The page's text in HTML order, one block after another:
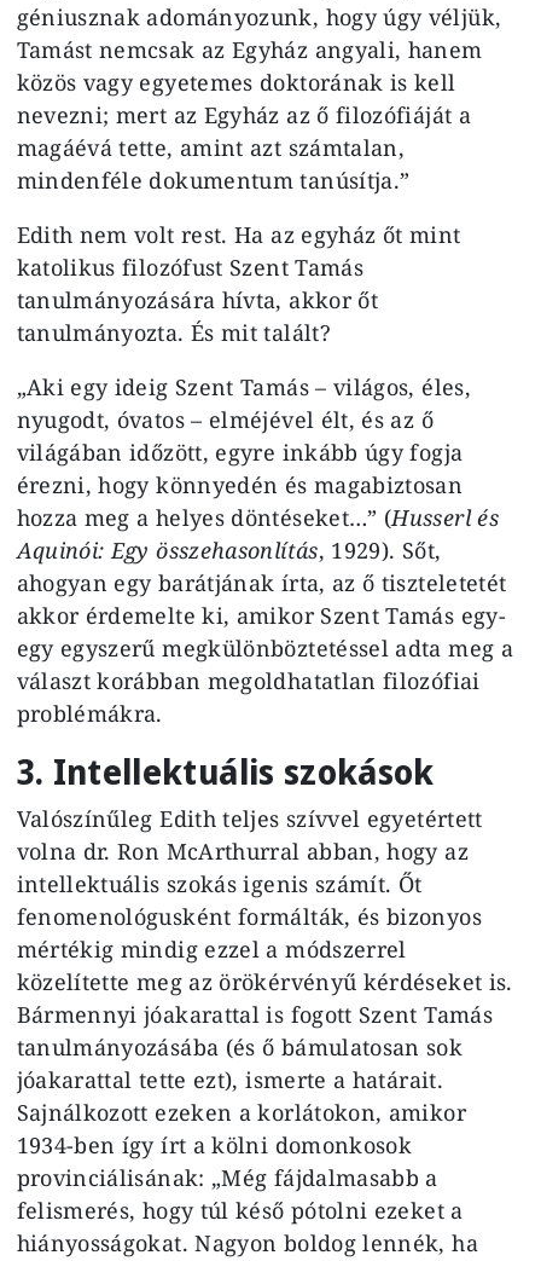
géniusznak adományozunk, hogy úgy véljük,
Tamást nemcsak az Egyház angyali, hanem
közös vagy egyetemes doktorának is kell
nevezni; mert az Egyház az ő filozófiáját a
magáévá tette, amint azt számtalan,
mindenféle dokumentum tanúsítja.”
Edith nem volt rest. Ha az egyház őt mint
katolikus filozófust Szent Tamás
tanulmányozására hívta, akkor őt
tanulmányozta. És mit talált?
„Aki egy ideig Szent Tamás – világos, éles,
nyugodt, óvatos – elméjével élt, és az ő
világában időzött, egyre inkább úgy fogja
érezni, hogy könnyedén és magabiztosan
hozza meg a helyes döntéseket…” (Husserl és
Aquinói: Egy összehasonlítás, 1929). Sőt,
ahogyan egy barátjának írta, az ő tiszteletetét
akkor érdemelte ki, amikor Szent Tamás egy-
egy egyszerű megkülönböztetéssel adta meg a
választ korábban megoldhatatlan filozófiai
problémákra.
3. Intellektuális szokások
Valószínűleg Edith teljes szívvel egyetértett
volna dr. Ron McArthurral abban, hogy az
intellektuális szokás igenis számít. Őt
fenomenológusként formálták, és bizonyos
mértékig mindig ezzel a módszerrel
közelítette meg az örökérvényű kérdéseket is.
Bármennyi jóakarattal is fogott Szent Tamás
tanulmányozásába (és ő bámulatosan sok
jóakarattal tette ezt), ismerte a határait.
Sajnálkozott ezeken a korlátokon, amikor
1934-ben így írt a kölni domonkosok
provinciálisának: „Még fájdalmasabb a
felismerés, hogy túl késő pótolni ezeket a
hiányosságokat. Nagyon boldog lennék, ha